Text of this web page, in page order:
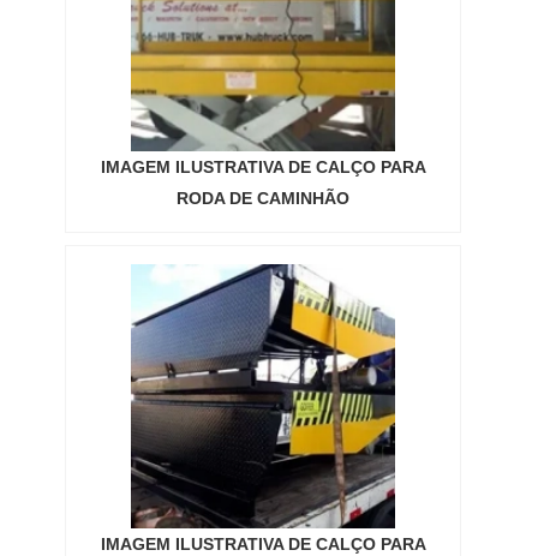
IMAGEM ILUSTRATIVA DE CALÇO PARA
RODA DE CAMINHÃO
IMAGEM ILUSTRATIVA DE CALÇO PARA